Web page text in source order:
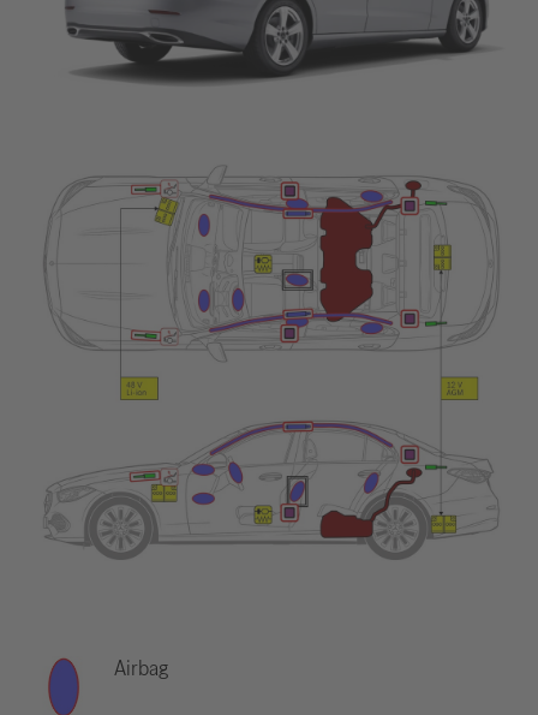
Airbag